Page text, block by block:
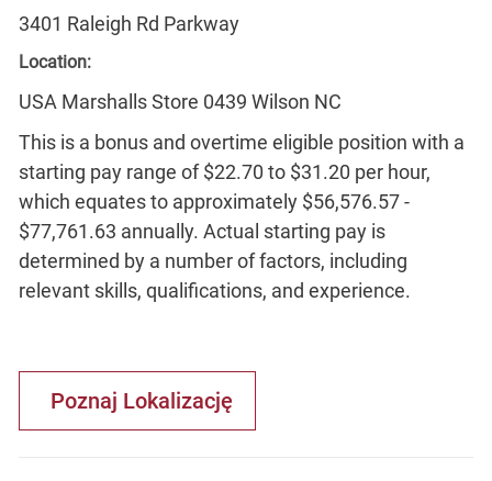
3401 Raleigh Rd Parkway
Location:
USA Marshalls Store 0439 Wilson NC
This is a bonus and overtime eligible position with a
starting pay range of $22.70 to $31.20 per hour,
which equates to approximately $56,576.57 -
$77,761.63 annually. Actual starting pay is
determined by a number of factors, including
relevant skills, qualifications, and experience.
Poznaj Lokalizację